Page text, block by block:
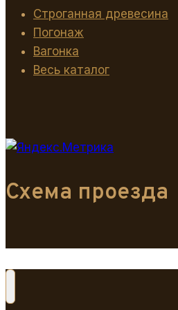
Строганная древесина
Погонаж
Вагонка
Весь каталог
Схема проезда